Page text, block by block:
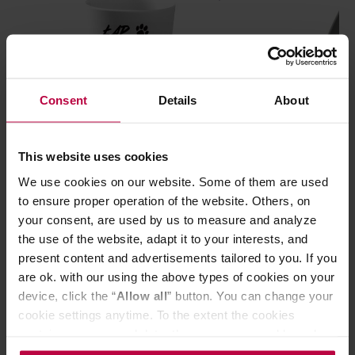
Consent Details About
This website uses cookies
We use cookies on our website. Some of them are used
to ensure proper operation of the website. Others, on
your consent, are used by us to measure and analyze
the use of the website, adapt it to your interests, and
present content and advertisements tailored to you. If you
are ok. with our using the above types of cookies on your
device, click the “Allow all” button. You can change your
cookie settings anytime. To the extent the cookies
the controller’s (namely, ALL GOOD S.A., ul.
HAYB x Pan tu nie stał - Kubek Łap
Przelew 200 ml
79,00 zł
Podstawka
matchy
Do poczytania przy kawie: